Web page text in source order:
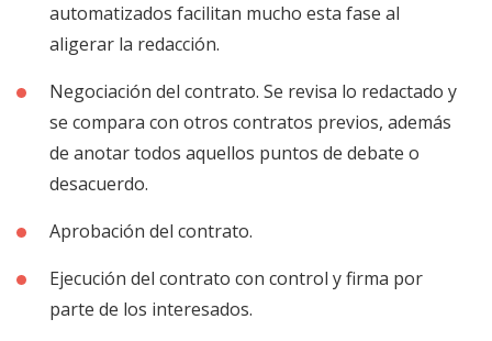
automatizados facilitan mucho esta fase al
aligerar la redacción.
Negociación del contrato. Se revisa lo redactado y
se compara con otros contratos previos, además
de anotar todos aquellos puntos de debate o
desacuerdo.
Aprobación del contrato.
Ejecución del contrato con control y firma por
parte de los interesados.